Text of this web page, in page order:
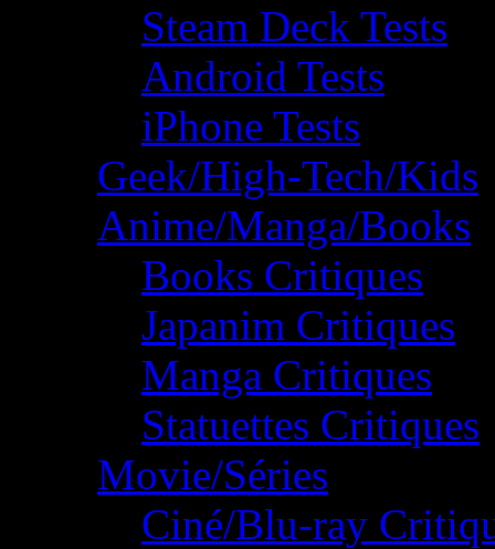
Steam Deck Tests
Android Tests
iPhone Tests
Geek/High-Tech/Kids
Anime/Manga/Books
Books Critiques
Japanim Critiques
Manga Critiques
Statuettes Critiques
Movie/Séries
Ciné/Blu-ray